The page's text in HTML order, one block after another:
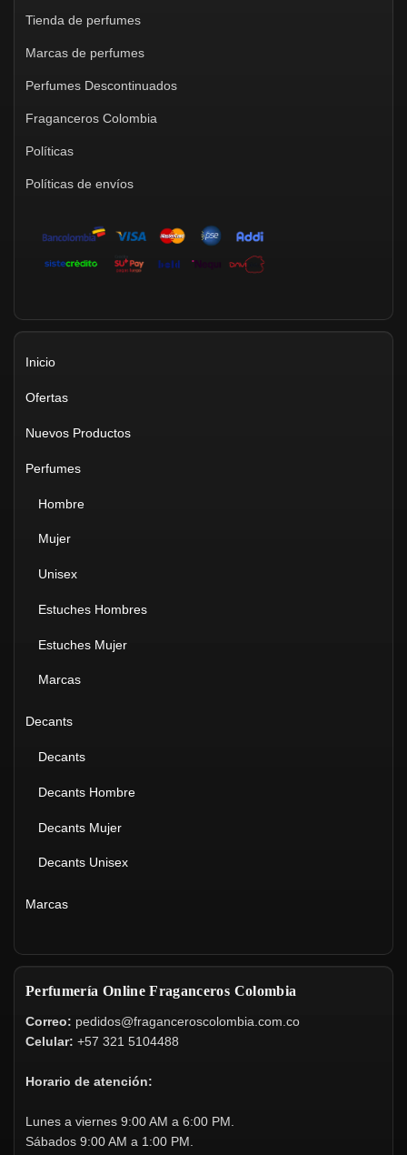
Tienda de perfumes
Marcas de perfumes
Perfumes Descontinuados
Fraganceros Colombia
Políticas
Políticas de envíos
Inicio
Ofertas
Nuevos Productos
Perfumes
Hombre
Mujer
Unisex
Estuches Hombres
Estuches Mujer
Marcas
Decants
Decants
Decants Hombre
Decants Mujer
Decants Unisex
Marcas
Perfumería Online Fraganceros Colombia
Correo: pedidos@fraganceroscolombia.com.co
Celular: +57 321 5104488
Horario de atención:
Lunes a viernes 9:00 AM a 6:00 PM.
Sábados 9:00 AM a 1:00 PM.